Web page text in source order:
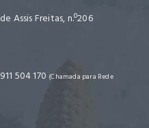
Assis Freitas, n.º206
504 170 (Chamada para Rede